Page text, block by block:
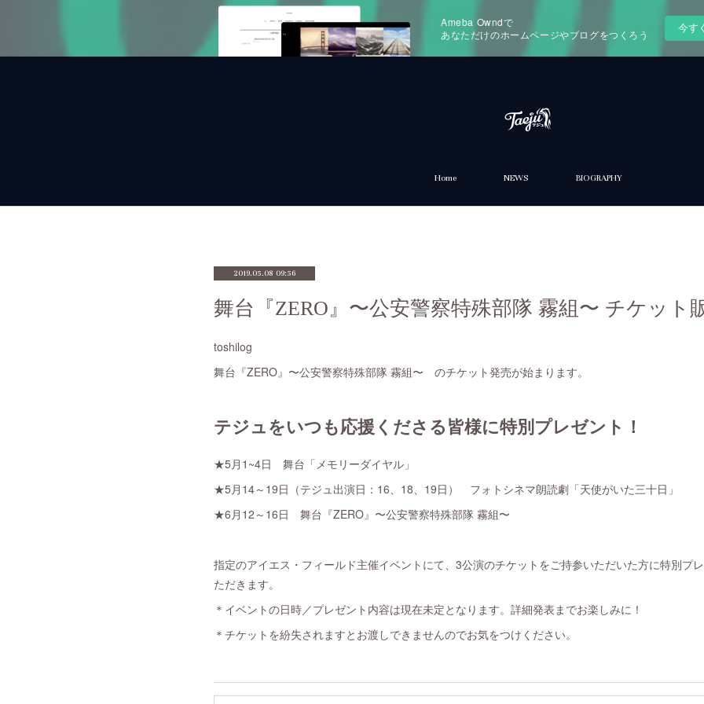
Ameba Owndで
あなただけのホームページやブログをつくろう
今す
Home NEWS BIOGRAPHY
2019.05.08 09:56
舞台『ZERO』〜公安警察特殊部隊 霧組〜 チケット
toshilog
舞台『ZERO』〜公安警察特殊部隊 霧組〜 のチケット発売が始まります。
テジュをいつも応援くださる皆様に特別プレゼント！
★5月1~4日 舞台「メモリーダイヤル」
★5月14～19日（テジュ出演日：16、18、19日） フォトシネマ朗読劇「天使がいた三十日」
★6月12～16日 舞台『ZERO』〜公安警察特殊部隊 霧組〜
指定のアイエス・フィールド主催イベントにて、3公演のチケットをご持参いただいた方に特別プ
ただきます。
＊イベントの日時／プレゼント内容は現在未定となります。詳細発表までお楽しみに！
＊チケットを紛失されますとお渡しできませんのでお気をつけください。